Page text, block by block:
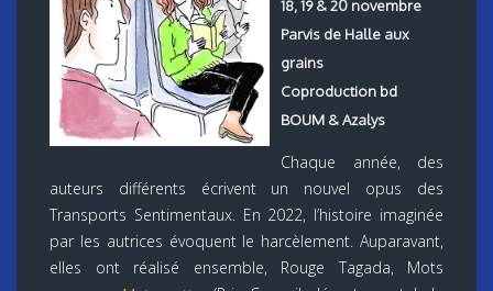
18, 19 & 20 novembre
Parvis de Halle aux
grains
Coproduction bd
BOUM & Azalys
Chaque année, des
auteurs différents écrivent un nouvel opus des
Transports Sentimentaux. En 2022, l’histoire imaginée
par les autrices évoquent le harcèlement. Auparavant,
elles ont réalisé ensemble, Rouge Tagada, Mots